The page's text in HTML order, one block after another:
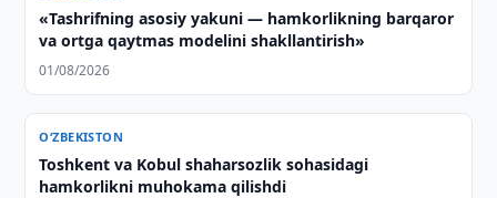
«Tashrifning asosiy yakuni — hamkorlikning barqaror
va ortga qaytmas modelini shakllantirish»
01/08/2026
O‘ZBEKISTON
Toshkent va Kobul shaharsozlik sohasidagi
hamkorlikni muhokama qilishdi